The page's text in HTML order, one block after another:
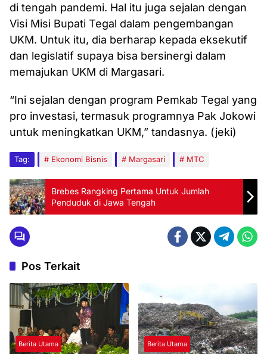
di tengah pandemi. Hal itu juga sejalan dengan
Visi Misi Bupati Tegal dalam pengembangan
UKM. Untuk itu, dia berharap kepada eksekutif
dan legislatif supaya bisa bersinergi dalam
memajukan UKM di Margasari.
“Ini sejalan dengan program Pemkab Tegal yang
pro investasi, termasuk programnya Pak Jokowi
untuk meningkatkan UKM,” tandasnya. (jeki)
Tag: Ekonomi Bisnis Margasari MTC
Brebes Rangking Pertama Untuk Jumlah
Penduduk di Jawa Tengah
Pos Terkait
Berita Utama Berita Utama